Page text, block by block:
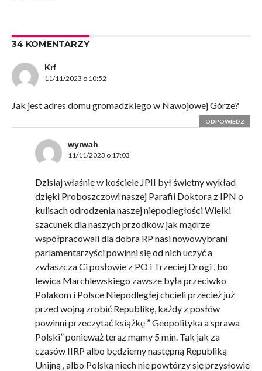
34 KOMENTARZY
Krf
11/11/2023 o 10:52
Jak jest adres domu gromadzkiego w Nawojowej Górze?
ODPOWIEDZ
wyrwah
11/11/2023 o 17:03
Dzisiaj właśnie w kościele JPII był świetny wykład
dzięki Proboszczowi naszej Parafii Doktora z IPN o
kulisach odrodzenia naszej niepodległości Wielki
szacunek dla naszych przodków jak mądrze
współpracowali dla dobra RP nasi nowowybrani
parlamentarzyści powinni się od nich uczyć a
zwłaszcza Ci posłowie z PO i Trzeciej Drogi , bo
lewica Marchlewskiego zawsze była przeciwko
Polakom i Polsce Niepodległej chcieli przecież już
przed wojną zrobić Republikę, każdy z posłów
powinni przeczytać książkę ” Geopolityka a sprawa
Polski” ponieważ teraz mamy 5 min. Tak jak za
czasów IIRP albo będziemy następną Republiką
Unijną , albo Polską niech nie powtórzy się przysłowie